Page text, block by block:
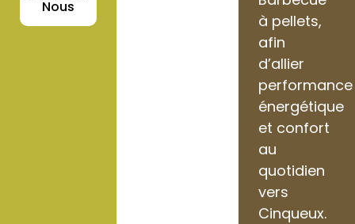
Nous
à pellets,
afin
d’allier
performance
énergétique
et confort
au
quotidien
vers
Cinqueux.